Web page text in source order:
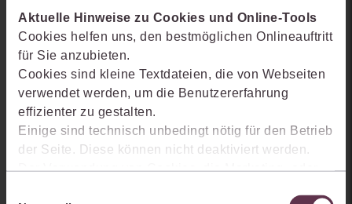
Aktuelle Hinweise zu Cookies und Online-Tools
Cookies helfen uns, den bestmöglichen Onlineauftritt
für Sie anzubieten.
Cookies sind kleine Textdateien, die von Webseiten
verwendet werden, um die Benutzererfahrung
effizienter zu gestalten.
Einige sind technisch unbedingt nötig für den Betrieb
der Seite. Diese können nicht deaktiviert werden.
Der Verwendung von Cookies, die Marketing- oder